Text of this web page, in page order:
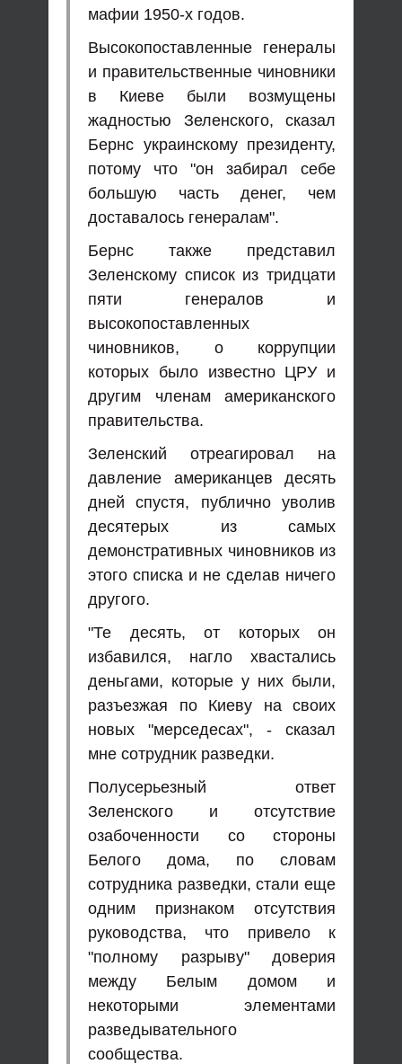
мафии 1950-х годов.
Высокопоставленные генералы
и правительственные чиновники
в Киеве были возмущены
жадностью Зеленского, сказал
Бернс украинскому президенту,
потому что "он забирал себе
большую часть денег, чем
доставалось генералам".
Бернс также представил
Зеленскому список из тридцати
пяти генералов и
высокопоставленных
чиновников, о коррупции
которых было известно ЦРУ и
другим членам американского
правительства.
Зеленский отреагировал на
давление американцев десять
дней спустя, публично уволив
десятерых из самых
демонстративных чиновников из
этого списка и не сделав ничего
другого.
"Те десять, от которых он
избавился, нагло хвастались
деньгами, которые у них были,
разъезжая по Киеву на своих
новых "мерседесах", - сказал
мне сотрудник разведки.
Полусерьезный ответ
Зеленского и отсутствие
озабоченности со стороны
Белого дома, по словам
сотрудника разведки, стали еще
одним признаком отсутствия
руководства, что привело к
"полному разрыву" доверия
между Белым домом и
некоторыми элементами
разведывательного
сообщества.